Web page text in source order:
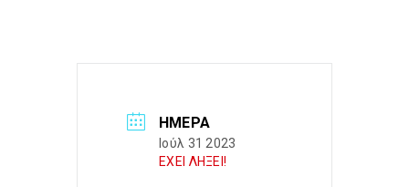
ΗΜΈΡΑ
Ιούλ 31 2023
ΕΧΕΙ ΛΗΞΕΙ!